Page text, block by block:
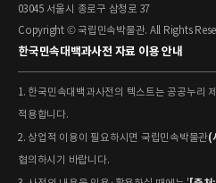
03045 서울시 종로구 삼청로 37
Copyright © 국립민속박물관. All Rights
한국민속대백과사전 자료 이용 안내
1. 한국민속대백과사전의 텍스트는 공공누리
적용합니다.
2. 상업적 이용이 필요하시면 국립민속박물관(
협의하시기 바랍니다.